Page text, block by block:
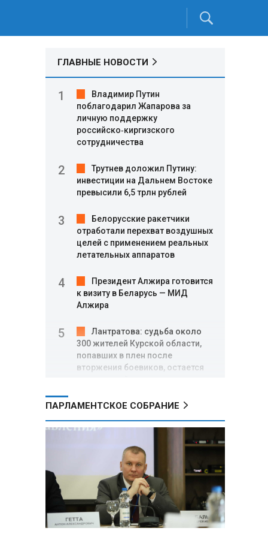
ГЛАВНЫЕ НОВОСТИ
Владимир Путин
поблагодарил Жапарова за
личную поддержку
российско‑киргизского
сотрудничества
Трутнев доложил Путину:
инвестиции на Дальнем Востоке
превысили 6,5 трлн рублей
Белорусские ракетчики
отработали перехват воздушных
целей с применением реальных
летательных аппаратов
Президент Алжира готовится
к визиту в Беларусь — МИД
Алжира
Лантратова: судьба около
300 жителей Курской области,
попавших в плен после
вторжения боевиков, остается
Второй энергоблок БелАЭС
мощность после диагностики
СК РФ: от вторжения
украинских боевиков в Курскую
область погибли 640 мирных
жителей, более 87 тысяч
признаны потерпевшими
ПАРЛАМЕНТСКОЕ СОБРАНИЕ